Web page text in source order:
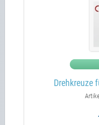
Drehkreuze